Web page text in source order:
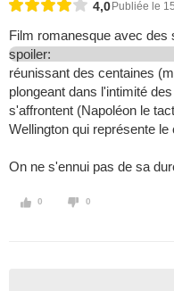
4,0 Publiée le
Film romanesque avec des
spoiler:
réunissant des centaines
plongeant dans l'intimité
s'affrontent (Napoléon le
Wellington qui représente
On ne s'ennui pas de sa
0 0